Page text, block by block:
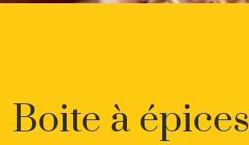
Boite à épices